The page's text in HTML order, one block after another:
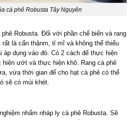
cà phê Robusta Tây Nguyên
Robusta. Đối với phần chế biến và rang
rất là cẩn thậnm, tỉ mĩ và không thể thiếu
áp dụng vào đó. Có 2 cách để thực hiện
ướt và thực hiện khô. Rang cà phê
vừa thời gian để cho hạt cà phê có thể
sẽ có mùi khét.
nhấm nháp ly cà phê Robusta. Sẽ